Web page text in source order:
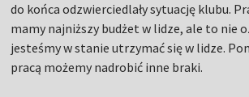
do końca odzwierciedlały sytuację klubu.
mamy najniższy budżet w lidze, ale to nie
jesteśmy w stanie utrzymać się w lidze.
pracą możemy nadrobić inne braki.